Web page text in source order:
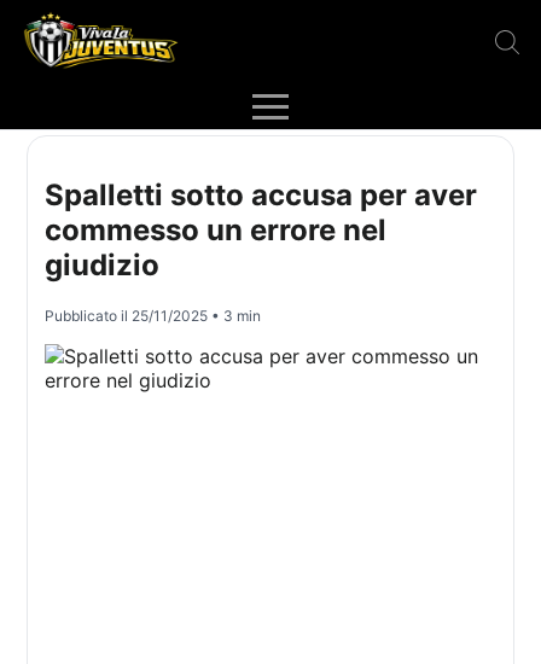
Spalletti sotto accusa per aver
commesso un errore nel
giudizio
Pubblicato il 25/11/2025 • 3 min